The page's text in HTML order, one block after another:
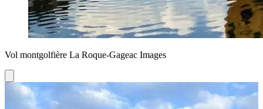
Vol montgolfière La Roque-Gageac Images